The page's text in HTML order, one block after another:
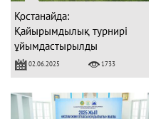
Қостанайда:
Қайырымдылық турнирі
ұйымдастырылды
02.06.2025 1733